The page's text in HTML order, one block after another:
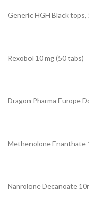
Generic HGH Black tops,
Rexobol 10 mg (50 tabs)
Dragon Pharma Europe
Methenolone Enanthate
Nanrolone Decanoate